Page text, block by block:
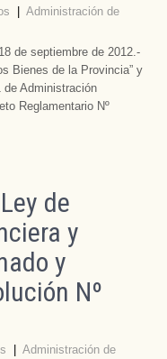
Administración de
de septiembre de 2012.-
Bienes de la Provincia” y
de Administración
Reglamentario Nº
de
y
y
Nº
Administración de